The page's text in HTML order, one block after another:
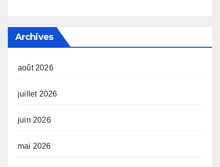
Archives
août 2026
juillet 2026
juin 2026
mai 2026